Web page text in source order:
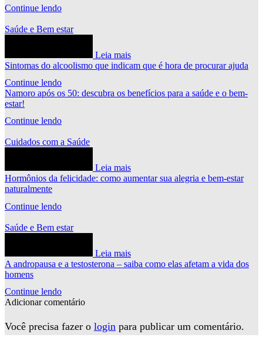
Continue lendo
Saúde e Bem estar
Leia mais
Sintomas do alcoolismo que indicam que é hora de procurar ajuda
Continue lendo
Namoro após os 50: descubra os benefícios para a saúde e o bem-
estar!
Continue lendo
Cuidados com a Saúde
Leia mais
Hormônios da felicidade: como aumentar sua alegria e bem-estar
naturalmente
Continue lendo
Saúde e Bem estar
Leia mais
A andropausa e a testosterona – saiba como elas afetam a vida dos
homens
Continue lendo
Adicionar comentário
Você precisa fazer o login para publicar um comentário.